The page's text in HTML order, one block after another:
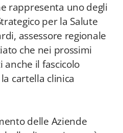
rappresenta uno degli
per la Salute
assessore regionale
che nei prossimi
il fascicolo
cartella clinica
delle Aziende